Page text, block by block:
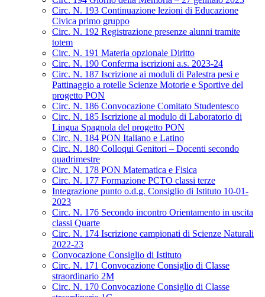
Circ. N. 193 Continuazione lezioni di Educazione
Civica primo gruppo
Circ. N. 192 Registrazione presenze alunni tramite
totem
Circ. N. 191 Materia opzionale Diritto
Circ. N. 190 Conferma iscrizioni a.s. 2023-24
Circ. N. 187 Iscrizione ai moduli di Palestra pesi e
Pattinaggio a rotelle Scienze Motorie e Sportive del
progetto PON
Circ. N. 186 Convocazione Comitato Studentesco
Circ. N. 185 Iscrizione al modulo di Laboratorio di
Lingua Spagnola del progetto PON
Circ. N. 184 PON Italiano e Latino
Circ. N. 180 Colloqui Genitori – Docenti secondo
quadrimestre
Circ. N. 178 PON Matematica e Fisica
Circ. N. 177 Formazione PCTO classi terze
Integrazione punto o.d.g. Consiglio di Istituto 10-01-
2023
Circ. N. 176 Secondo incontro Orientamento in uscita
classi Quarte
Circ. N. 174 Iscrizione campionati di Scienze Naturali
2022-23
Convocazione Consiglio di Istituto
Circ. N. 171 Convocazione Consiglio di Classe
straordinario 2M
Circ. N. 170 Convocazione Consiglio di Classe